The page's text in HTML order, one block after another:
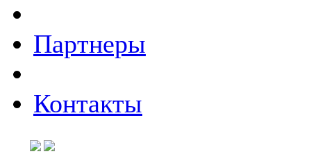
Партнеры
Контакты